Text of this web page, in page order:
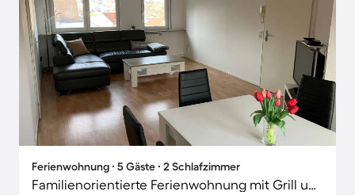
Ferienwohnung ∙ 5 Gäste ∙ 2 Schlafzimmer
Familienorientierte Ferienwohnung mit Grill und Terrasse | Seeblick